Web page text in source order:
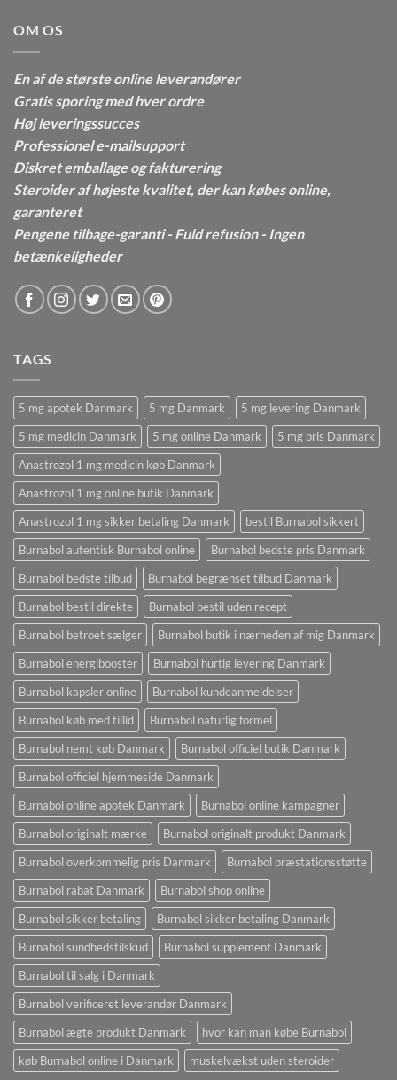
OM OS
En af de største online leverandører
Gratis sporing med hver ordre
Høj leveringssucces
Professionel e-mailsupport
Diskret emballage og fakturering
Steroider af højeste kvalitet, der kan købes online,
garanteret
Pengene tilbage-garanti - Fuld refusion - Ingen
betænkeligheder
TAGS
5 mg apotek Danmark 5 mg Danmark
5 mg levering Danmark
5 mg medicin Danmark
5 mg online Danmark
5 mg pris Danmark
Anastrozol 1 mg medicin køb Danmark
Anastrozol 1 mg online butik Danmark
Anastrozol 1 mg sikker betaling Danmark
bestil Burnabol sikkert
Burnabol autentisk Burnabol online
Burnabol bedste pris Danmark
Burnabol bedste tilbud
Burnabol begrænset tilbud Danmark
Burnabol bestil direkte
Burnabol bestil uden recept
Burnabol betroet sælger
Burnabol butik i nærheden af ​​mig Danmark
Burnabol energibooster
Burnabol hurtig levering Danmark
Burnabol kapsler online
Burnabol kundeanmeldelser
Burnabol køb med tillid
Burnabol naturlig formel
Burnabol nemt køb Danmark
Burnabol officiel butik Danmark
Burnabol officiel hjemmeside Danmark
Burnabol online apotek Danmark
Burnabol online kampagner
Burnabol originalt mærke
Burnabol originalt produkt Danmark
Burnabol overkommelig pris Danmark
Burnabol præstationsstøtte
Burnabol rabat Danmark
Burnabol shop online
Burnabol sikker betaling
Burnabol sikker betaling Danmark
Burnabol sundhedstilskud
Burnabol supplement Danmark
Burnabol til salg i Danmark
Burnabol verificeret leverandør Danmark
Burnabol ægte produkt Danmark
hvor kan man købe Burnabol
køb Burnabol online i Danmark
muskelvækst uden steroider